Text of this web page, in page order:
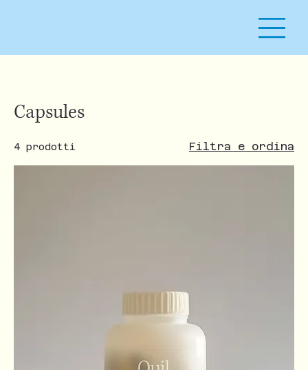
Capsules
4 prodotti Filtra e ordina